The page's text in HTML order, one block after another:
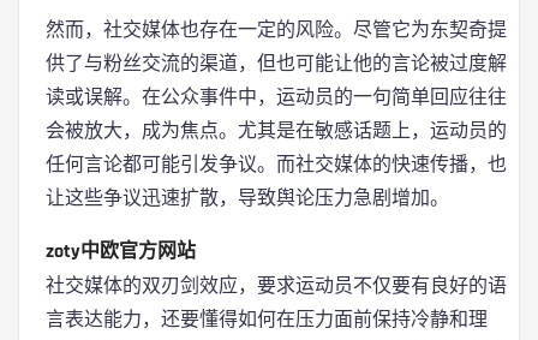
然而，社交媒体也存在一定的风险。尽管它为东契奇提
供了与粉丝交流的渠道，但也可能让他的言论被过度解
读或误解。在公众事件中，运动员的一句简单回应往往
会被放大，成为焦点。尤其是在敏感话题上，运动员的
任何言论都可能引发争议。而社交媒体的快速传播，也
让这些争议迅速扩散，导致舆论压力急剧增加。
zoty中欧官方网站
社交媒体的双刃剑效应，要求运动员不仅要有良好的语
言表达能力，还要懂得如何在压力面前保持冷静和理